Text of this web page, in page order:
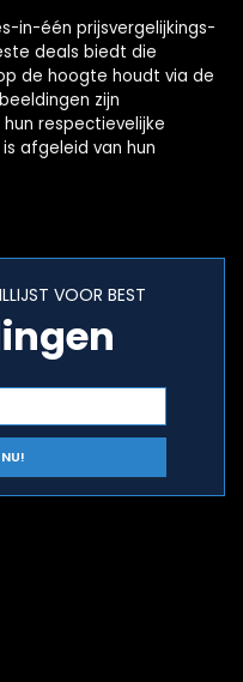
in-één prijsvergelijkings-
deals biedt die
de hoogte houdt via de
zijn
respectievelijke
afgeleid van hun
VOOR BEST